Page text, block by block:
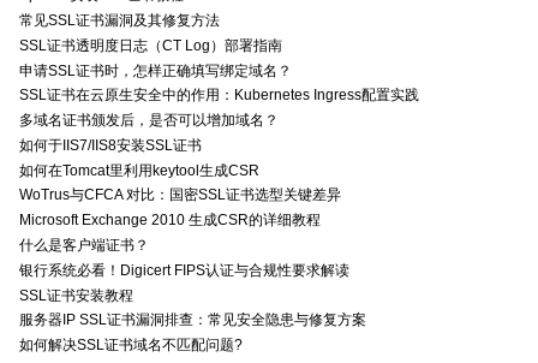
常见SSL证书漏洞及其修复方法
SSL证书透明度日志（CT Log）部署指南
申请SSL证书时，怎样正确填写绑定域名？
SSL证书在云原生安全中的作用：Kubernetes Ingress配置实践
多域名证书颁发后，是否可以增加域名？
如何于IIS7/IIS8安装SSL证书
如何在Tomcat里利用keytool生成CSR
WoTrus与CFCA 对比：国密SSL证书选型关键差异
Microsoft Exchange 2010 生成CSR的详细教程
什么是客户端证书？
银行系统必看！Digicert FIPS认证与合规性要求解读
SSL证书安装教程
服务器IP SSL证书漏洞排查：常见安全隐患与修复方案
如何解决SSL证书域名不匹配问题?